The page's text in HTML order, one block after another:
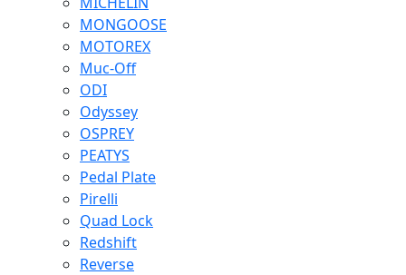
MONGOOSE
MOTOREX
Muc-Off
ODI
Odyssey
OSPREY
PEATYS
Pedal Plate
Pirelli
Quad Lock
Redshift
Reverse